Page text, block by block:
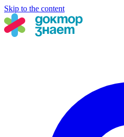
Skip to the content